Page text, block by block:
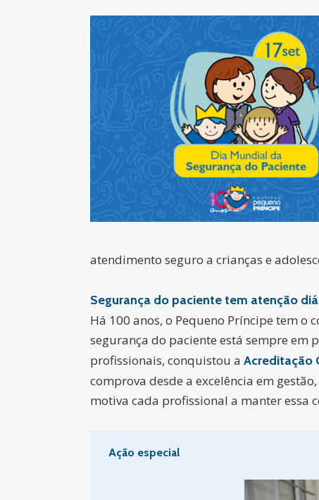
atendimento seguro a crianças e
Segurança do paciente tem atenção
Há 100 anos, o Pequeno Príncipe tem o
segurança do paciente está sempre
profissionais, conquistou a Acreditação
comprova desde a excelência em
motiva cada profissional a manter essa
Ação especial